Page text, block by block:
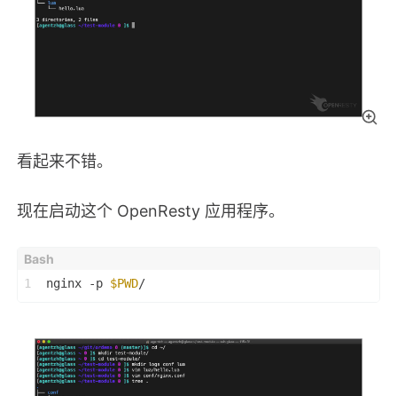
看起来不错。
现在启动这个 OpenResty 应用程序。
1 nginx -p $PWD/